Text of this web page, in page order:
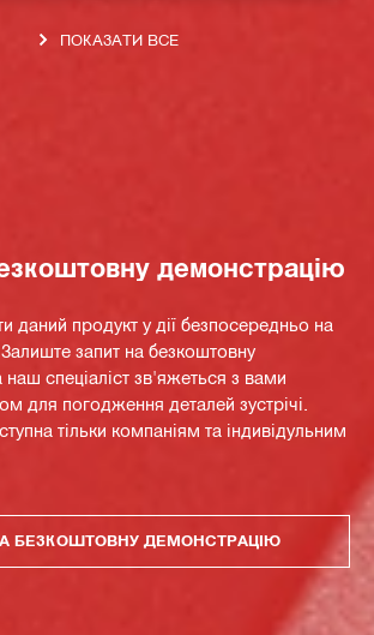
ПОКАЗАТИ ВСЕ
демонстрацію
даний продукт у дії безпосередньо на
запит на безкоштовну
спеціаліст зв'яжеться з вами
для погодження деталей зустрічі.
тільки компаніям та індивідульним
БЕЗКОШТОВНУ ДЕМОНСТРАЦІЮ